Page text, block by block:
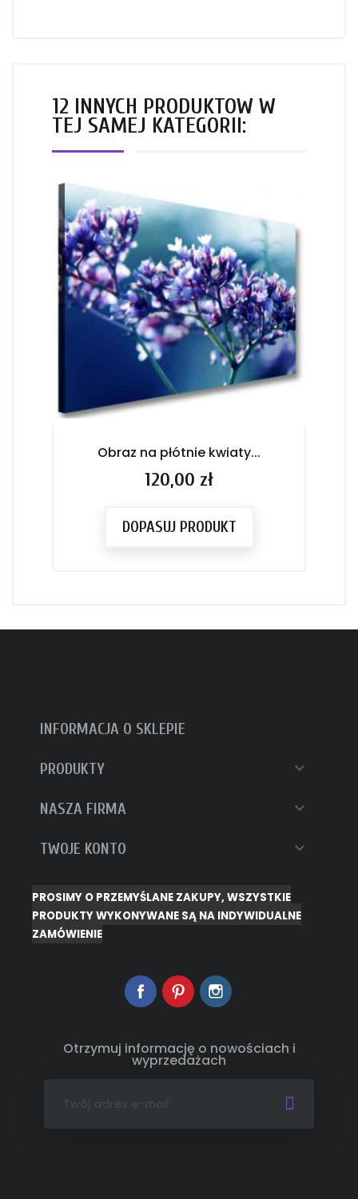
12 INNYCH PRODUKTÓW W
TEJ SAMEJ KATEGORII:
Obraz na płótnie kwiaty...
Cena
120,00 zł
DOPASUJ PRODUKT
INFORMACJA O SKLEPIE
PRODUKTY 
NASZA FIRMA 
TWOJE KONTO 
PROSIMY O PRZEMYŚLANE ZAKUPY, WSZYSTKIE
PRODUKTY WYKONYWANE SĄ NA INDYWIDUALNE
ZAMÓWIENIE
FacebookPinterest
Otrzymuj informację o nowościach i
wyprzedażach